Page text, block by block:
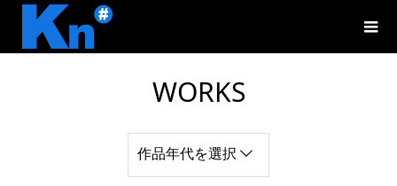
WORKS
作品年代を選択